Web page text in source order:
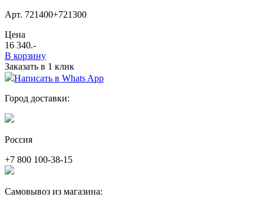
Арт. 721400+721300
Цена
16 340.-
В корзину
Заказать в 1 клик
Написать в Whats App
Город доставки:
Россия
+7 800 100-38-15
Самовывоз из магазина: